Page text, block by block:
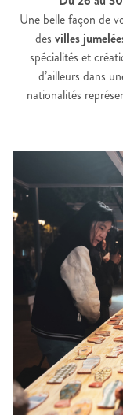
Une belle façon de
des villes
spécialités et
d’ailleurs dans
nationalités